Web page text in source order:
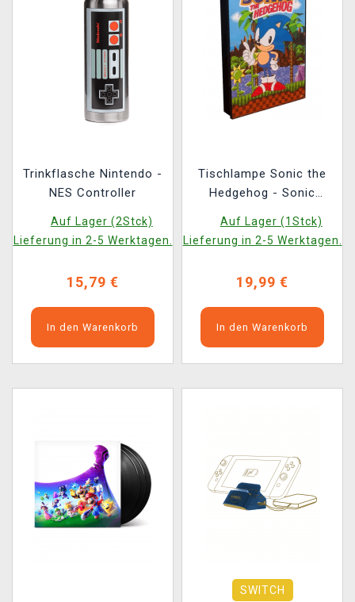
Trinkflasche Nintendo -
NES Controller
Auf Lager (2Stck)
Lieferung in 2-5 Werktagen.
15,79 €
In den Warenkorb
Tischlampe Sonic the
Hedgehog - Sonic
Auf Lager (1Stck)
Lieferung in 2-5 Werktagen.
19,99 €
In den Warenkorb
SWITCH